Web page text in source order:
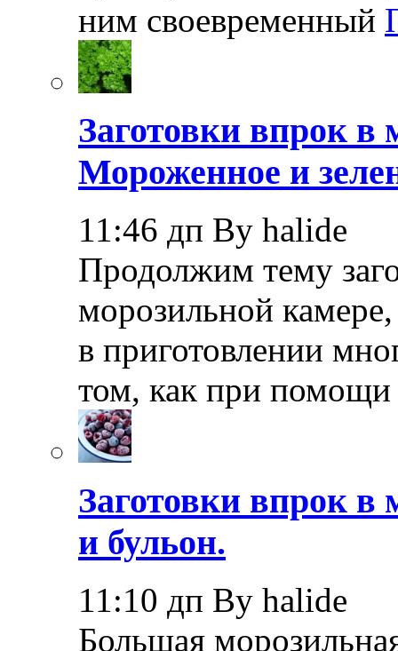
ним своевременный
Заготовки впрок в
Мороженное и
11:46 дп By halide
Продолжим тему
морозильной
в приготовлении
том, как при помощи
Заготовки впрок в
и бульон.
11:10 дп By halide
Большая